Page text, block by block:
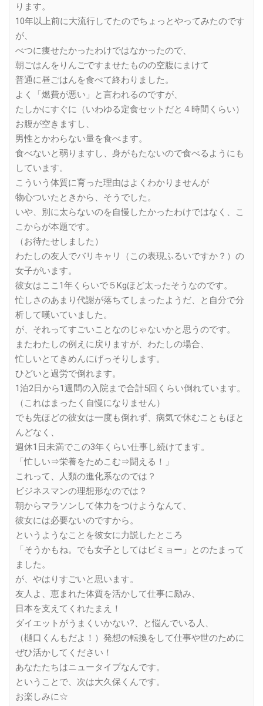
ります。
10年以上前に大流行してたのでちょっとやってみたのです
が、
べつに痩せたかったわけではなかったので、
朝ごはんをりんごですませたものの空腹にまけて
普通に昼ごはんを食べて終わりました。
よく「燃費が悪い」と言われるのですが、
たしかにすぐに（いわゆる定食セットだと４時間くらい）
お腹が空きますし、
男性とかわらない量を食べます。
食べないと弱りますし、身がもたないので食べるようにも
しています。
こういう体質に育った理由はよくわかりませんが
物心ついたときから、そうでした。
いや、別に太らないのを自慢したかったわけではなく、こ
こからが本題です。
（お待たせしました）
わたしの友人でバリキャリ（この表現ふるいですか？）の
女子がいます。
彼女はここ1年くらいで５Kgほど太ったそうなのです。
忙しさのあまり代謝が落ちてしまったようだ、と自分で分
析して嘆いていました。
が、それってすごいことなのじゃないかと思うのです。
またわたしの例えに戻りますが、わたしの場合、
忙しいとてきめんにげっそりします。
ひどいと過労で倒れます。
1泊2日から1週間の入院まで合計5回くらい倒れています。
（これはまったく自慢になりません）
でも先ほどの彼女は一度も倒れず、病気で休むこともほと
んどなく、
週休1日未満でこの3年くらい仕事し続けてます。
「忙しい⇒栄養をためこむ⇒闘える！」
これって、人類の進化系なのでは？
ビジネスマンの理想形なのでは？
朝からマラソンして体力をつけようなんて、
彼女には必要ないのですから。
というようなことを彼女に力説したところ
「そうかもね。でも女子としてはビミョー」とのたまって
ました。
が、やはりすごいと思います。
友人よ、恵まれた体質を活かして仕事に励み、
日本を支えてくれたまえ！
ダイエットがうまくいかない?、と悩んでいる人、
（樋口くんもだよ！）発想の転換をして仕事や世のために
ぜひ活かしてください！
あなたたちはニュータイプなんです。
ということで、次は大久保くんです。
お楽しみに☆